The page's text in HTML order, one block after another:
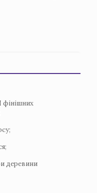
деревини